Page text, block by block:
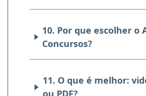
10. Por que escolher o
Concursos?
11. O que é melhor: